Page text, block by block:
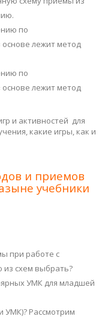
по
основе лежит метод
по
основе лежит метод
и активностей для
какие игры, как и
и приемов
учебники
при работе с
схем выбрать?
УМК для младшей
УМК)? Рассмотрим